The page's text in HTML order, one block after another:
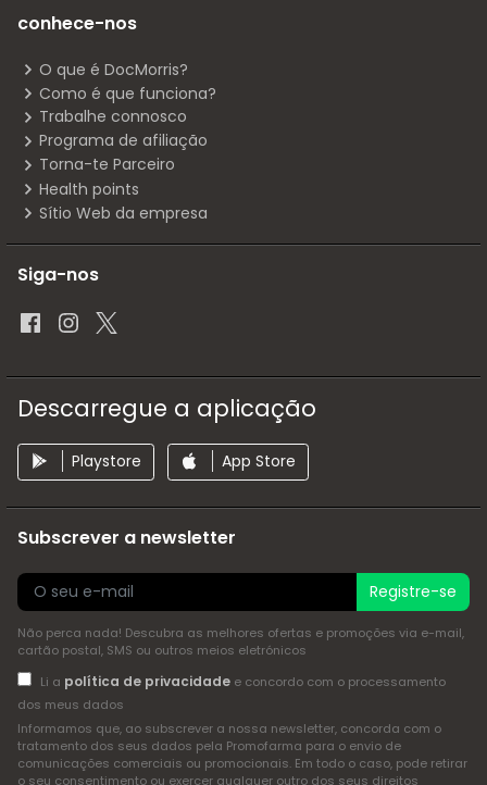
conhece-nos
O que é DocMorris?
Como é que funciona?
Trabalhe connosco
Programa de afiliação
Torna-te Parceiro
Health points
Sítio Web da empresa
Siga-nos
Descarregue a aplicação
Playstore App Store
Subscrever a newsletter
Registre-se
Não perca nada! Descubra as melhores ofertas e promoções via e-mail,
cartão postal, SMS ou outros meios eletrónicos
Li a política de privacidadee concordo com o processamento
dos meus dados
Informamos que, ao subscrever a nossa newsletter, concorda com o
tratamento dos seus dados pela Promofarma para o envio de
comunicações comerciais ou promocionais. Em todo o caso, pode retirar
o seu consentimento ou exercer qualquer outro dos seus direitos